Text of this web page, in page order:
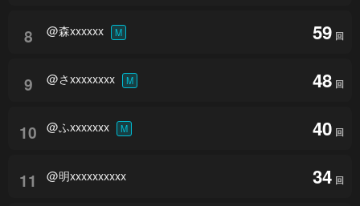
8 @森xxxxxx M 59 回
9 @さxxxxxxxx M 48 回
10 @ふxxxxxxx M 40 回
11 @明xxxxxxxxxx 34 回